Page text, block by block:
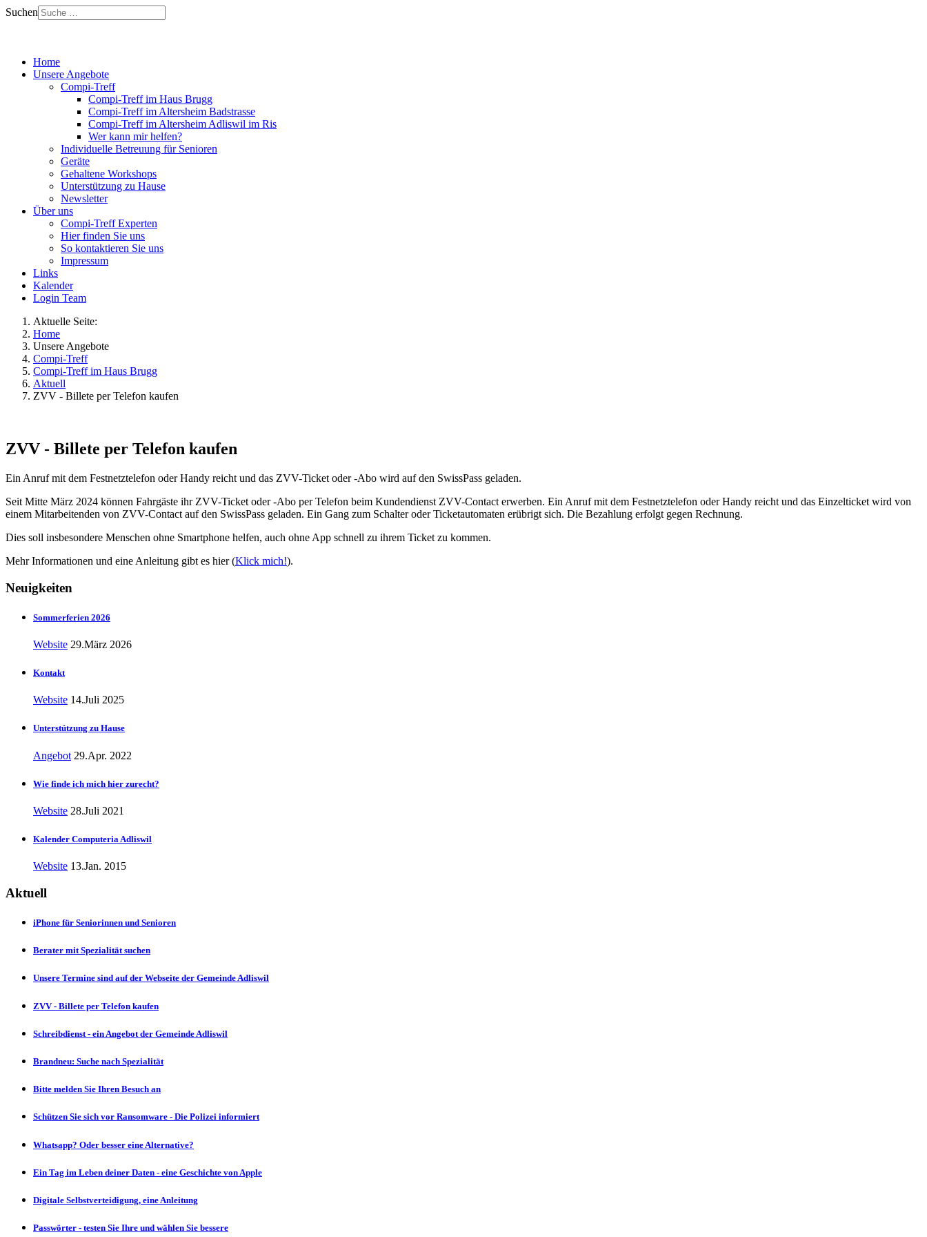
Suchen
Home
Unsere Angebote
Compi-Treff
Compi-Treff im Haus Brugg
Compi-Treff im Altersheim Badstrasse
Compi-Treff im Altersheim Adliswil im Ris
Wer kann mir helfen?
Individuelle Betreuung für Senioren
Geräte
Gehaltene Workshops
Unterstützung zu Hause
Newsletter
Über uns
Compi-Treff Experten
Hier finden Sie uns
So kontaktieren Sie uns
Impressum
Links
Kalender
Login Team
Aktuelle Seite:
Home
Unsere Angebote
Compi-Treff
Compi-Treff im Haus Brugg
Aktuell
ZVV - Billete per Telefon kaufen
ZVV - Billete per Telefon kaufen
Ein Anruf mit dem Festnetztelefon oder Handy reicht und das ZVV-Ticket oder -Abo wird auf den SwissPass geladen.
Seit Mitte März 2024 können Fahrgäste ihr ZVV-Ticket oder -Abo per Telefon beim Kundendienst ZVV-Contact erwerben. Ein Anruf mit dem Festnetztelefon oder Handy reicht und das Einzelticket wird von
einem Mitarbeitenden von ZVV-Contact auf den SwissPass geladen. Ein Gang zum Schalter oder Ticketautomaten erübrigt sich. Die Bezahlung erfolgt gegen Rechnung.
Dies soll insbesondere Menschen ohne Smartphone helfen, auch ohne App schnell zu ihrem Ticket zu kommen.
Mehr Informationen und eine Anleitung gibt es hier (Klick mich!).
Neuigkeiten
Sommerferien 2026
Website 29.März 2026
Kontakt
Website 14.Juli 2025
Unterstützung zu Hause
Angebot 29.Apr. 2022
Wie finde ich mich hier zurecht?
Website 28.Juli 2021
Kalender Computeria Adliswil
Website 13.Jan. 2015
Aktuell
iPhone für Seniorinnen und Senioren
Berater mit Spezialität suchen
Unsere Termine sind auf der Webseite der Gemeinde Adliswil
ZVV - Billete per Telefon kaufen
Schreibdienst - ein Angebot der Gemeinde Adliswil
Brandneu: Suche nach Spezialität
Bitte melden Sie Ihren Besuch an
Schützen Sie sich vor Ransomware - Die Polizei informiert
Whatsapp? Oder besser eine Alternative?
Ein Tag im Leben deiner Daten - eine Geschichte von Apple
Digitale Selbstverteidigung, eine Anleitung
Passwörter - testen Sie Ihre und wählen Sie bessere